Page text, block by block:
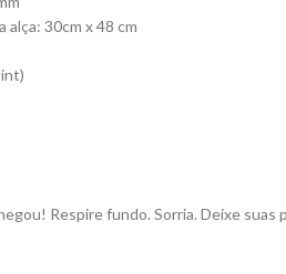
alça: 30cm x 48 cm
Respire fundo. Sorria. Deixe